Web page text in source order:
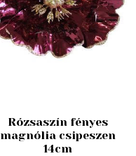
Rózsaszín fényes
magnólia csipeszen
14cm